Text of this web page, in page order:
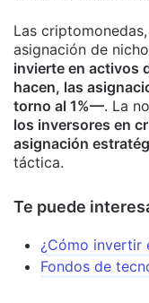
Las
asignación de
invierte en activos
hacen, las
torno al 1%—. La
los inversores en
asignación
táctica.
Te puede
¿Cómo invertir
Fondos de